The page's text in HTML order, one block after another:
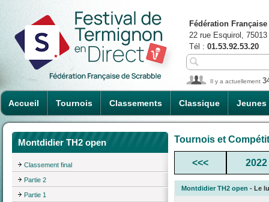
Accueil Tournois Classements Classique Jeunes
Fédération
22 rue Esquirol,
Tél : 01.53.92.53.20
Il y a actuellement
Montdidier TH2 open
Classement final
Partie 2
Partie 1
Tournois et
<<< 2022
Montdidier TH2 open - Le